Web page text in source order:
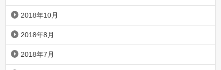
2018年10月
2018年8月
2018年7月